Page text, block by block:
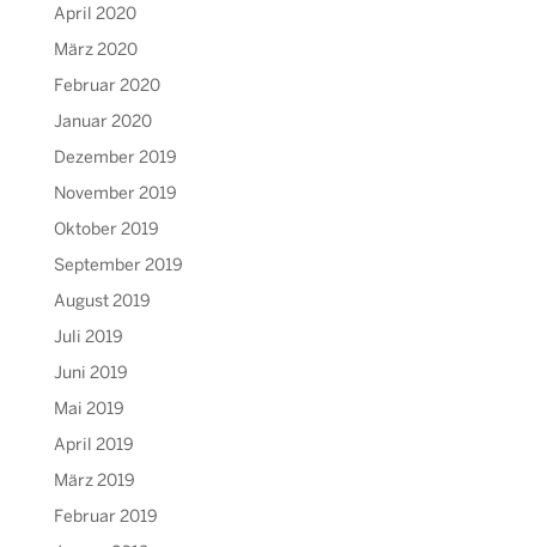
April 2020
März 2020
Februar 2020
Januar 2020
Dezember 2019
November 2019
Oktober 2019
September 2019
August 2019
Juli 2019
Juni 2019
Mai 2019
April 2019
März 2019
Februar 2019